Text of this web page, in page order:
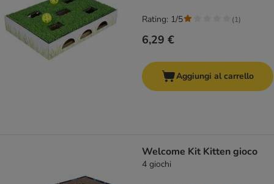
6,29 €
Rating: 1/5 (1)
Aggiungi al carrello
Welcome Kit Kitten gioco
4 giochi